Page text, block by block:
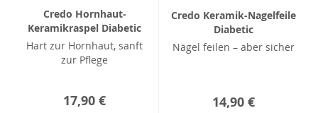
Credo Hornhaut-
Keramikraspel Diabetic
Hart zur Hornhaut, sanft
zur Pflege
17,90 €
Credo Keramik-Nagelfeile
Diabetic
Nägel feilen – aber sicher
14,90 €